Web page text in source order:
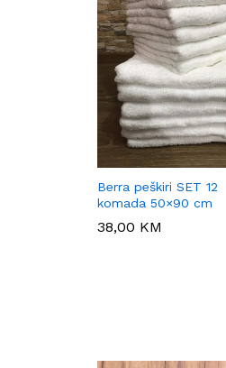
Berra peškiri SET 12
komada 50×90 cm
38,00 KM
38,00 KM